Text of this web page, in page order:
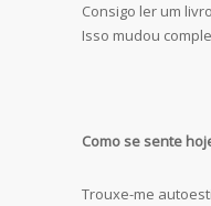
Consigo ler um
Isso mudou
Como se sente
Trouxe-me